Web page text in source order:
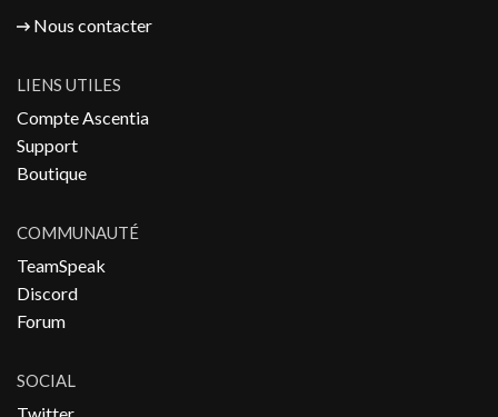
Nous contacter
LIENS UTILES
Compte Ascentia
Support
Boutique
COMMUNAUTÉ
TeamSpeak
Discord
Forum
SOCIAL